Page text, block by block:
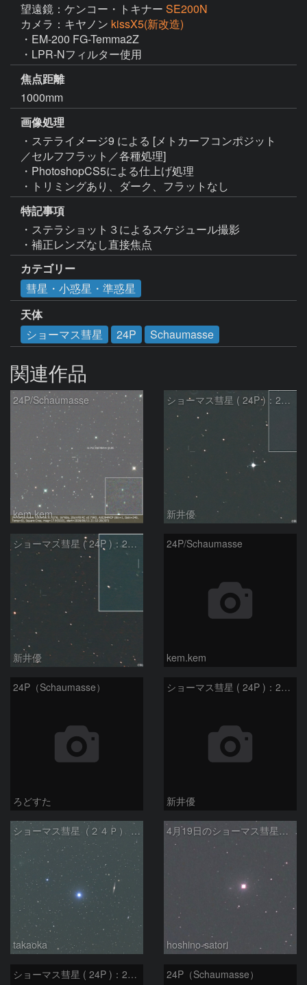
望遠鏡：ケンコー・トキナー SE200N
カメラ：キヤノン kissX5(新改造)
・EM-200 FG-Temma2Z
・LPR-Nフィルター使用
焦点距離
1000mm
画像処理
・ステライメージ9 による [メトカーフコンポジット
／セルフフラット／各種処理]
・PhotoshopCS5による仕上げ処理
・トリミングあり、ダーク、フラットなし
特記事項
・ステラショット３によるスケジュール撮影
・補正レンズなし直接焦点
カテゴリー
彗星・小惑星・準惑星
天体
ショーマス彗星
24P Schaumasse
関連作品
24P/Schaumasse
kem.kem
ショーマス彗星 ( 24P )：2026/05/29
新井優
ショーマス彗星 ( 24P )：2026/05/19
新井優
24P/Schaumasse
kem.kem
24P（Schaumasse）
ろどすた
ショーマス彗星 ( 24P )：2026/05/07
新井優
ショーマス彗星（２４Ｐ） 、ＮＧＣ５７４６、ＮＧＣ５７３８の共演
takaoka
4月19日のショーマス彗星（24P）
hoshino-satori
ショーマス彗星 ( 24P )：2026/04/13 24P（Schaumasse）